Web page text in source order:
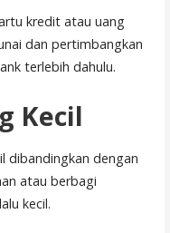
kredit atau uang
dan pertimbangkan
terlebih dahulu.
Kecil
dibandingkan dengan
atau berbagi
kecil.